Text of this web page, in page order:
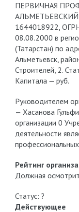
ПЕРВИЧНАЯ
1644018922,
08.08.2000 в
(Татарстан) по
Альметьевск,
Строителей, 2.
Капитала — руб.
Руководителем
— Хасанова
организации 0
деятельности
Рейтинг
Должная
Статус: ?
Действующее